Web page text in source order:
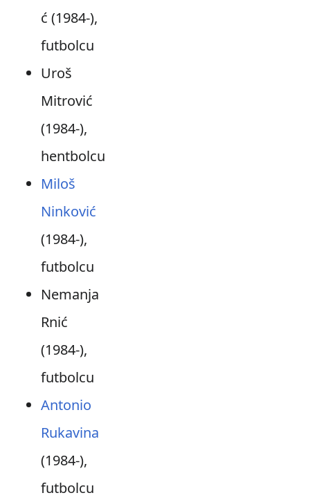
ć (1984-),
futbolcu
Uroš
Mitrović
(1984-),
hentbolcu
Miloš
Ninković
(1984-),
futbolcu
Nemanja
Rnić
(1984-),
futbolcu
Antonio
Rukavina
(1984-),
futbolcu